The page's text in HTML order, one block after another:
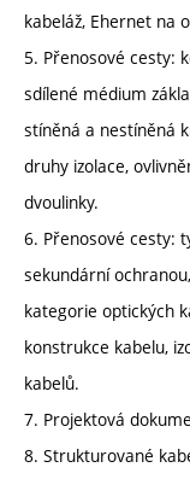
kabeláž, Ehernet na
5. Přenosové cesty:
sdílené médium
stíněná a nestíněná
druhy izolace,
dvoulinky.
6. Přenosové cesty:
sekundární
kategorie optických
konstrukce kabelu,
kabelů.
7. Projektová
8. Strukturované